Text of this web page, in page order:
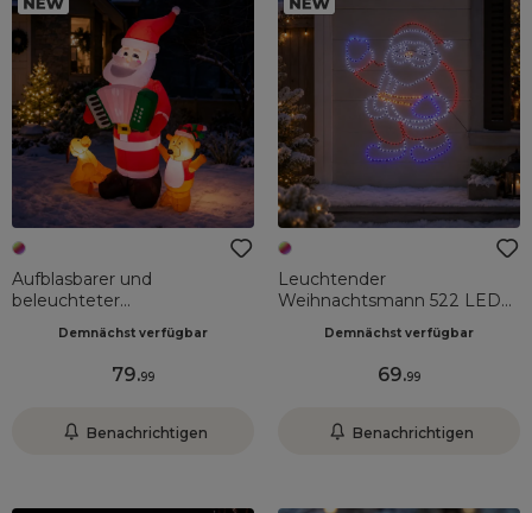
Aufblasbarer und
beleuchteter
Außenbereich (H185 cm)
Wouaf wouaf Mehrfarbig
Demnächst verfügbar
79.99
Benachrichtigen
Leuchtender
Weihnachtsmann 522 LED
Mehrfarbig
Demnächst verfügbar
69.99
Benachrichtigen